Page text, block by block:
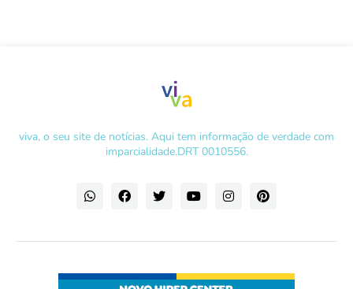
viva, o seu site de notícias. Aqui tem informação de verdade com
imparcialidade.DRT 0010556.